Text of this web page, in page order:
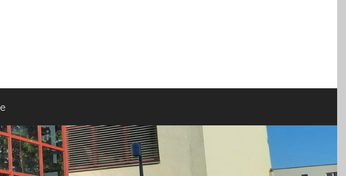
Sie für 1 € im Monat Mitglied in